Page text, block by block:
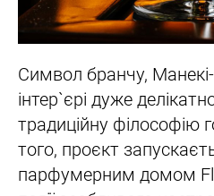
Символ бранчу,
інтер`єрі дуже
традиційну філософію
того, проєкт
парфумерним домом